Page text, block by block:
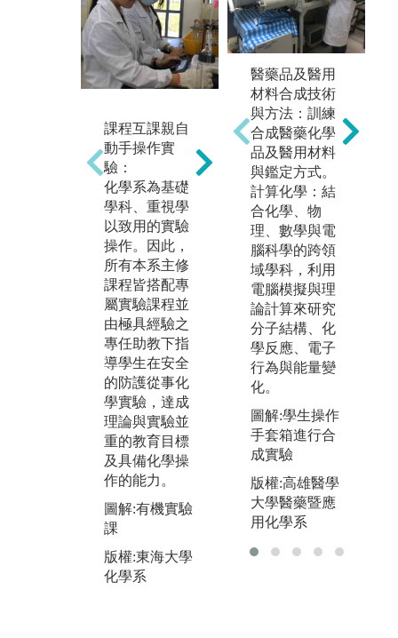
課程互課親自
動手操作實
驗：
化學系為基礎
學科、重視學
以致用的實驗
操作。因此，
所有本系主修
課程皆搭配專
屬實驗課程並
由極具經驗之
專任助教下指
導學生在安全
的防護從事化
學實驗，達成
理論與實驗並
重的教育目標
及具備化學操
作的能力。
圖解:有機實驗
課
版權:東海大學
化學系
學以致用-專題
研究
本系大學部學
生於二年級之
後可以加入個
別教授之研究
實驗室進行專
題研究，藉此
強化本身已有
之基礎化學知
識、磨練各化
技巧、並獲取
更具特色、之
化學專業技
能，除了學習
實驗技術外，
並學習將資料
及實驗成果撰
醫藥品及醫用
材料合成技術
與方法：訓練
合成醫藥化學
品及醫用材料
與鑑定方式。
計算化學：結
合化學、物
理、數學與電
腦科學的跨領
域學科，利用
電腦模擬與理
論計算來研究
分子結構、化
學反應、電子
行為與能量變
化。
圖解:學生操作
手套箱進行合
成實驗
版權:高雄醫學
大學醫藥暨應
用化學系